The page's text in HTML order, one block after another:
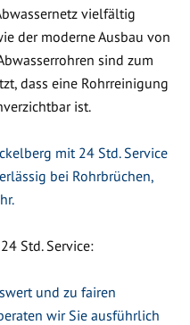
vielfältig
der moderne Ausbau von
sind zum
dass eine Rohrreinigung
ist.
mit 24 Std. Service
bei Rohrbrüchen,
Std. Service:
und zu fairen
wir Sie ausführlich